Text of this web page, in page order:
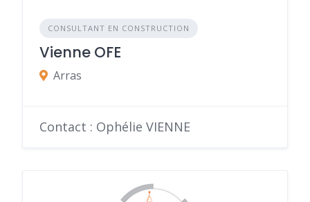
CONSULTANT EN CONSTRUCTION
Vienne OFE
Arras
Contact : Ophélie VIENNE